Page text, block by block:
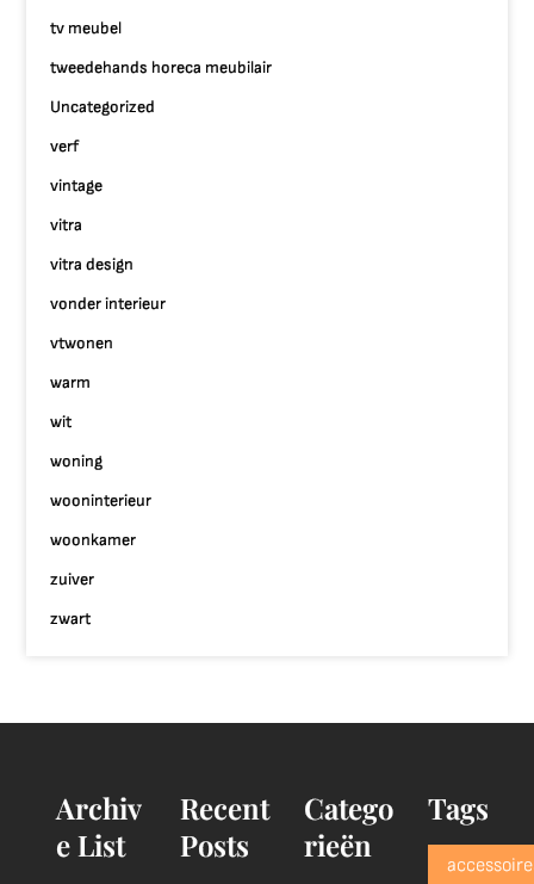
tv meubel
tweedehands horeca meubilair
Uncategorized
verf
vintage
vitra
vitra design
vonder interieur
vtwonen
warm
wit
woning
wooninterieur
woonkamer
zuiver
zwart
Archiv
e List
Recent
Posts
Catego
rieën
Tags